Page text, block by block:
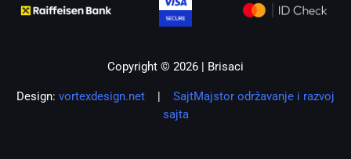
Copyright © 2026 | Brisaci
Design: vortexdesign.net | SajtMajstor održavanje i razvoj
sajta